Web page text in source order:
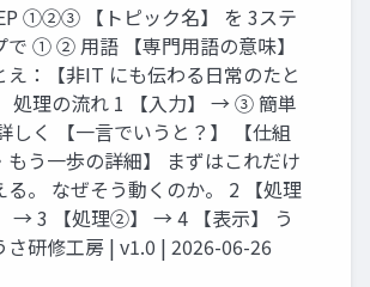
①②③ 【トピック名】 を 3ステ
で ① ② 用語 【専門用語の意味】
え：【非IT にも伝わる日常のたと
処理の流れ 1 【入力】 → ③ 簡単
しく 【一言でいうと？】 【仕組
もう一歩の詳細】 まずはこれだけ
る。 なぜそう動くのか。 2 【処理
→ 3 【処理②】 → 4 【表示】 う
さ研修工房 | v1.0 | 2026-06-26